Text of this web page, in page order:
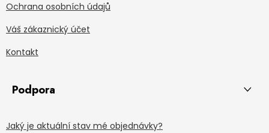
Ochrana osobních údajů
Váš zákaznický účet
Kontakt
Podpora
Jaký je aktuální stav mé objednávky?